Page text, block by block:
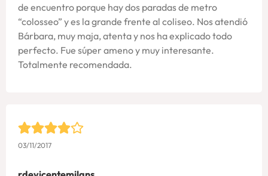
de encuentro porque hay dos paradas de metro
“colosseo” y es la grande frente al coliseo. Nos atendió
Bárbara, muy maja, atenta y nos ha explicado todo
perfecto. Fue súper ameno y muy interesante.
Totalmente recomendada.
03/11/2017